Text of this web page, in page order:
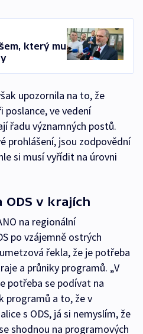
který mu
upozornila na to, že
ve vedení
řadu významných postů.
prohlášení, jsou zodpovědní
si musí vyřídit na úrovni
ODS v krajích
na regionální
po vzájemně ostrých
řekla, že je potřeba
a průniky programů. „V
potřeba se podívat na
programů a to, že v
s ODS, já si nemyslím, že
shodnou na programových